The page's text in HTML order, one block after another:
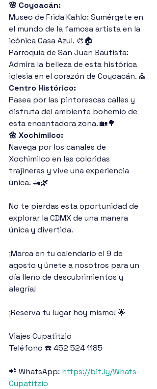
🌸 Coyoacán:
Museo de Frida Kahlo: Sumérgete en
el mundo de la famosa artista en la
icónica Casa Azul. 🎨🏠
Parroquia de San Juan Bautista:
Admira la belleza de esta histórica
iglesia en el corazón de Coyoacán. ⛪️
Centro Histórico:
Pasea por las pintorescas calles y
disfruta del ambiente bohemio de
esta encantadora zona. 🏡🌳
🌼 Xochimilco:
Navega por los canales de
Xochimilco en las coloridas
trajineras y vive una experiencia
única. 🚤🌿
No te pierdas esta oportunidad de
explorar la CDMX de una manera
única y divertida.
¡Marca en tu calendario el 9 de
agosto y únete a nosotros para un
día lleno de descubrimientos y
alegría!
¡Reserva tu lugar hoy mismo! 🌟
Viajes Cupatitzio
Teléfono ☎️ 452 524 1185
📲 WhatsApp: https://bit.ly/Whats-
Cupatitzio